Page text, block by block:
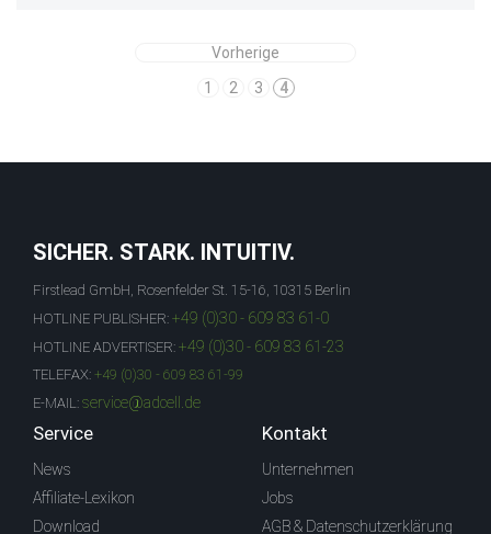
Vorherige
1
2 3 4
SICHER. STARK. INTUITIV.
Firstlead GmbH, Rosenfelder St. 15-16, 10315 Berlin
HOTLINE PUBLISHER: +49 (0)30 - 609 83 61-0
HOTLINE ADVERTISER: +49 (0)30 - 609 83 61-23
TELEFAX: +49 (0)30 - 609 83 61-99
E-MAIL: service@adcell.de
Service
News
Affiliate-Lexikon
Download
Kontakt
Unternehmen
Jobs
AGB & Datenschutzerklärung